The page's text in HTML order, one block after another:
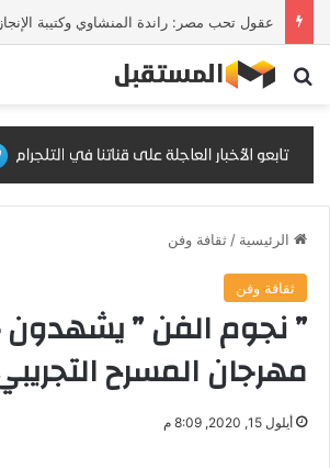
بحث عن
الرئيسية / ثقافة وفن
ثقافة وفن
” نجوم الفن ” يشهدون
مهرجان المسرح
أيلول 15, 2020, 8:09 م